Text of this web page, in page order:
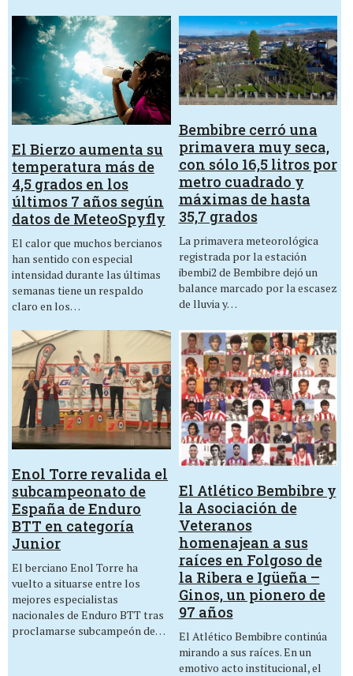
El Bierzo aumenta su
temperatura más de
4,5 grados en los
últimos 7 años según
datos de MeteoSpyfly
El calor que muchos bercianos
han sentido con especial
intensidad durante las últimas
semanas tiene un respaldo
claro en los…
Bembibre cerró una
primavera muy seca,
con sólo 16,5 litros por
metro cuadrado y
máximas de hasta
35,7 grados
La primavera meteorológica
registrada por la estación
ibembi2 de Bembibre dejó un
balance marcado por la escasez
de lluvia y…
Enol Torre revalida el
subcampeonato de
España de Enduro
BTT en categoría
Junior
El berciano Enol Torre ha
vuelto a situarse entre los
mejores especialistas
nacionales de Enduro BTT tras
proclamarse subcampeón de…
El Atlético Bembibre y
la Asociación de
Veteranos
homenajean a sus
raíces en Folgoso de
la Ribera e Igüeña –
Ginos, un pionero de
97 años
El Atlético Bembibre continúa
mirando a sus raíces. En un
emotivo acto institucional, el